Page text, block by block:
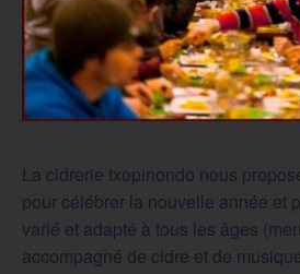
La cidrerie txopinondo nous
pour célébrer la nouvelle année et
varié et adapté à tous les âges
accompagné de cidre et de